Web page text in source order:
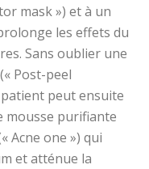
mask ») et à un
les effets du
Sans oublier une
Post-peel
peut ensuite
mousse purifiante
Acne one ») qui
et atténue la